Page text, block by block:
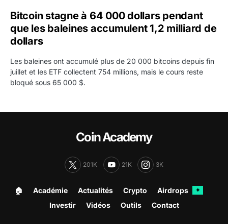
Bitcoin stagne à 64 000 dollars pendant
que les baleines accumulent 1,2 milliard de
dollars
Les baleines ont accumulé plus de 20 000 bitcoins depuis fin
juillet et les ETF collectent 754 millions, mais le cours reste
bloqué sous 65 000 $.
Coin Academy
201K 21K 3K
🏠︎ Académie Actualités Crypto Airdrops ✦
Investir Vidéos Outils Contact